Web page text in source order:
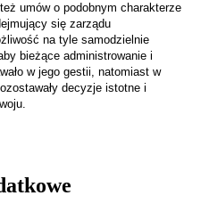
umów o podobnym charakterze
się zarządu
na tyle samodzielnie
bieżące administrowanie i
w jego gestii, natomiast w
decyzje istotne i